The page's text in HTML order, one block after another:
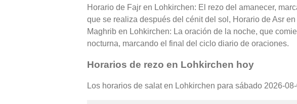
Horario de Fajr en Lohkirchen: El rezo del amanecer,
que se realiza después del cénit del sol, Horario de Asr
Maghrib en Lohkirchen: La oración de la noche, que
nocturna, marcando el final del ciclo diario de oraciones.
Horarios de rezo en Lohkirchen hoy
Los horarios de salat en Lohkirchen para sábado 2026-